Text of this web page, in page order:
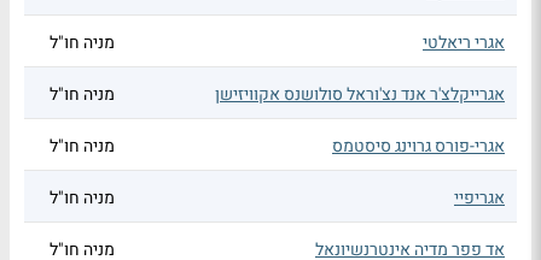
אגרי ריאלטי מניה חו"ל
אגרייקלצ'ר אנד נצ'וראל סולושנס אקוויזישן מניה חו"ל
אגרי-פורס גרוינג סיסטמס מניה חו"ל
אגריפיי מניה חו"ל
אד פפר מדיה אינטרנשיונאל מניה חו"ל